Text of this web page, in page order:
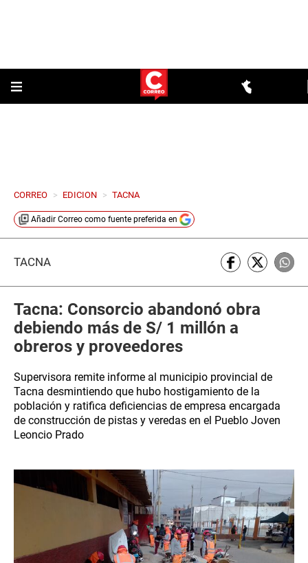
CORREO > EDICION > TACNA
Añadir Correo como fuente preferida en
TACNA
Tacna: Consorcio abandonó obra
debiendo más de S/ 1 millón a
obreros y proveedores
Supervisora remite informe al municipio provincial de
Tacna desmintiendo que hubo hostigamiento de la
población y ratifica deficiencias de empresa encargada
de construcción de pistas y veredas en el Pueblo Joven
Leoncio Prado